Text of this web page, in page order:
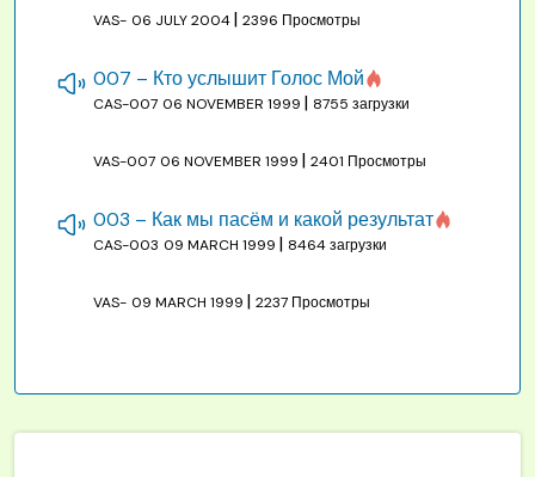
VAS- 06 JULY 2004| 2396 Просмотры
007 – Кто услышит Голос Мой
CAS-007 06 NOVEMBER 1999 | 8755 загрузки
VAS-007 06 NOVEMBER 1999 | 2401 Просмотры
003 – Как мы пасём и какой результат
CAS-003 09 MARCH 1999 | 8464 загрузки
VAS- 09 MARCH 1999 | 2237 Просмотры